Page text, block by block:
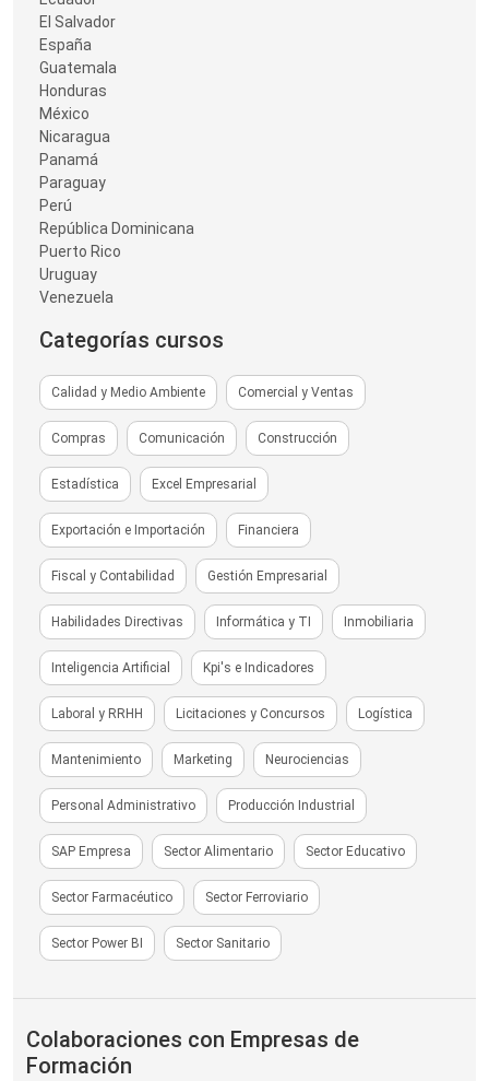
El Salvador
España
Guatemala
Honduras
México
Nicaragua
Panamá
Paraguay
Perú
República Dominicana
Puerto Rico
Uruguay
Venezuela
Categorías cursos
Calidad y Medio Ambiente Comercial y Ventas
Compras Comunicación Construcción
Estadística Excel Empresarial
Exportación e Importación Financiera
Fiscal y Contabilidad Gestión Empresarial
Habilidades Directivas Informática y TI Inmobiliaria
Inteligencia Artificial Kpi's e Indicadores
Laboral y RRHH Licitaciones y Concursos Logística
Mantenimiento Marketing Neurociencias
Personal Administrativo Producción Industrial
SAP Empresa Sector Alimentario Sector Educativo
Sector Farmacéutico Sector Ferroviario
Sector Power BI Sector Sanitario
Colaboraciones con Empresas de
Formación